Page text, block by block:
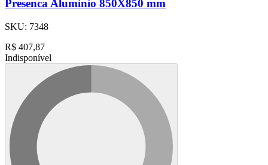
Presenca Aluminio 850X850 mm
SKU: 7348
R$ 407,87
Indisponível